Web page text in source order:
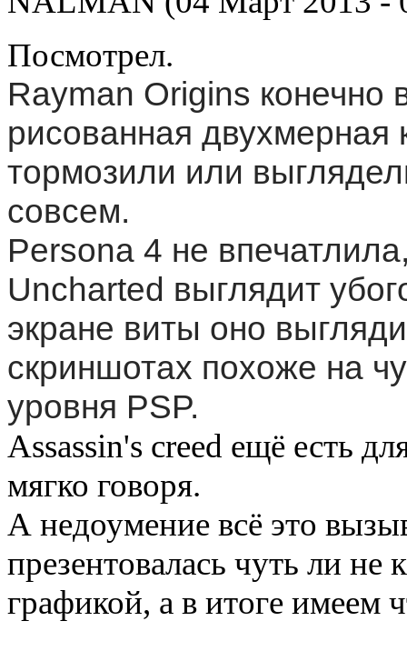
Посмотрел.
Rayman Origins конечно
рисованная двухмерная
тормозили или
совсем.
Persona 4 не
Uncharted выглядит
экране виты оно
скриншотах похоже на
уровня PSP.
Assassin's creed ещё есть
мягко говоря.
А недоумение всё это
презентовалась чуть ли не
графикой, а в итоге имеем